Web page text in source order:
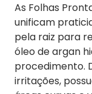
As Folhas
unificam
pela raiz para
óleo de argan
procedimento.
irritações,